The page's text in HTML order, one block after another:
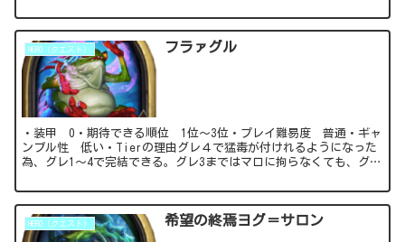
HERO（クエスト） フラァグル
・装甲 0・期待できる順位 1位～3位・プレイ難易度 普通・ギャ
ンブル性 低い・Tierの理由グレ４で猛毒が付けれるようになった
為、グレ1～4で完結できる。グレ3まではマロに拘らなくても、グレ
HERO（クエスト） 希望の終焉ヨグ＝サロン